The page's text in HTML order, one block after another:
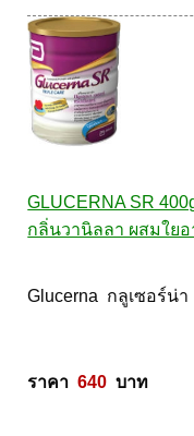
GLUCERNA SR
กลิ่นวานิลลา ผสมใย
Glucerna  กลูเซอร์น่า
ราคา 640
  บาท